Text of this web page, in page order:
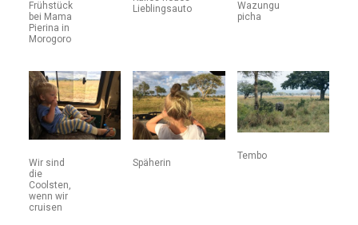
Frühstück
bei Mama
Pierina in
Morogoro
Lieblingsauto
Wazungu
picha
Wir sind
die
Coolsten,
wenn wir
cruisen
Späherin
Tembo